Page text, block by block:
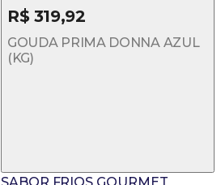
R$ 319,92
GOUDA PRIMA DONNA AZUL
(KG)